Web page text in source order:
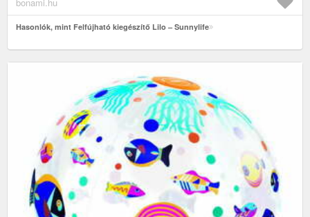
Hasonlók, mint Felfújható kiegészítő Lilo – Sunnylife